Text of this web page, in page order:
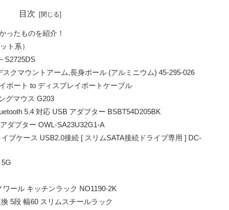
目次
ったものを紹介！
ト系）
S2725DS
スクマウントアーム,長身ポール (アルミニウム) 45-295-026
ポート to ディスプレイポートケーブル
グマウス G203
5.4 対応 USB アダプター BSBT54D205BK
ダプター OWL-SA23U32G1-A
ブケース USB2.0接続 [ スリムSATA接続ドライブ専用 ] DC-
5G
ワール キッチンラック NO1190-2K
5段 幅60 スリムスチールラック